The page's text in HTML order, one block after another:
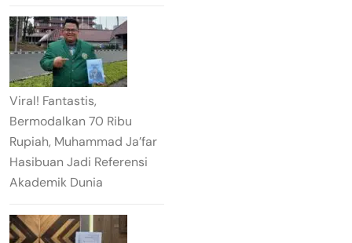
Viral! Fantastis,
Bermodalkan 70 Ribu
Rupiah, Muhammad Ja’far
Hasibuan Jadi Referensi
Akademik Dunia